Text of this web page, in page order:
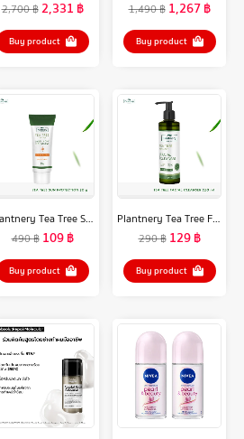
2,700฿2,331 ฿
Buy product
1,490฿ 1,267฿
Buy product
Plantnery Tea Tree Sunscreen Acne Oil Control SPF 50+ PA++++ 30 g
490฿ 109฿
Buy product
Plantnery Tea Tree Facial Cleanser 250 ml
290฿ 129฿
Buy product